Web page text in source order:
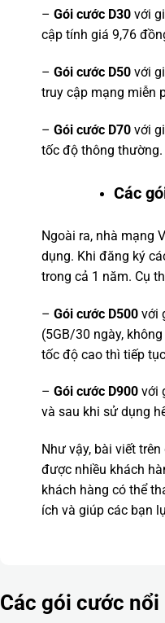
– Gói cước D30với
cập tính giá 9,76
– Gói cước D50với
truy cập mạng miễn
– Gói cước D70với
tốc độ thông
Các
Ngoài ra, nhà mạng
dụng. Khi đăng ký
trong cả 1 năm. Cụ
– Gói cước D500với
(5GB/30 ngày,
tốc độ cao thì tiếp
– Gói cước D900với
và sau khi sử dụng
Như vậy, bài viết
được nhiều khách
khách hàng có thể
ích và giúp các bạn
Các gói cước nổi